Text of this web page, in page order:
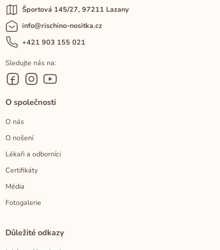
Športová 145/27, 97211 Lazany
info@rischino-nositka.cz
+421 903 155 021
Sledujte nás na:
O společnosti
O nás
O nošení
Lékaři a odborníci
Certifikáty
Média
Fotogalerie
Důležité odkazy